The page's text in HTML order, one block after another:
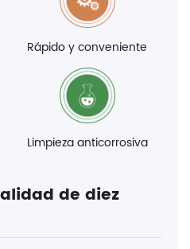
Rápido y conveniente
Limpieza anticorrosiva
de diez